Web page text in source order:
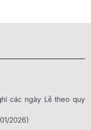
các ngày Lễ theo quy
2026)